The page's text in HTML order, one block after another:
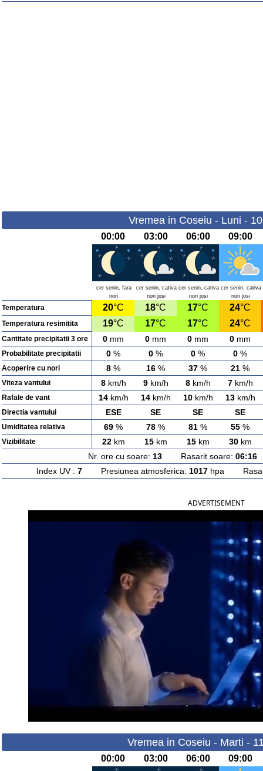
Vremea in Coseiu - Luni -
00:00 03:00 06:00 09:00
cer senin, fara
nori
cer senin, cativa
nori josi
cer senin, cativa
nori josi
cer senin, cativa
nori josi
Temperatura 20°C 18°C 17°C 24°C
Temperatura resimitita 19°C 17°C 17°C 24°C
Cantitate precipitatii 3 ore 0 mm 0 mm 0 mm 0 mm
Probabilitate precipitatii 0 % 0 % 0 % 0 %
Acoperire cu nori 8 % 16 % 37 % 21 %
Viteza vantului 8km/h 9km/h 8km/h 7km/h
Rafale de vant 14km/h 14km/h 10km/h 13km/h
Directia vantului ESE SE SE SE
Umiditatea relativa 69 % 78 % 81 % 55 %
Vizibilitate 22km 15km 15km 30km
Nr. ore cu soare: 13Rasarit soare: 06:16
Index UV : 7Presiunea atmosferica: 1017hpa
ADVERTISEMENT
Vremea in Coseiu - Marti -
00:00 03:00 06:00 09:00